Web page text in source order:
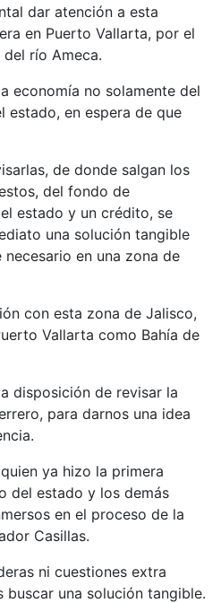
dar atención a esta
en Puerto Vallarta, por el
río Ameca.
economía no solamente del
estado, en espera de que
de donde salgan los
del fondo de
estado y un crédito, se
una solución tangible
en una zona de
con esta zona de Jalisco,
Vallarta como Bahía de
disposición de revisar la
para darnos una idea
ya hizo la primera
del estado y los demás
en el proceso de la
Casillas.
ni cuestiones extra
una solución tangible.